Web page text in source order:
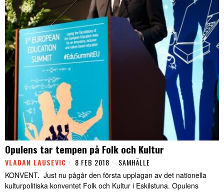
Opulens tar tempen på Folk och Kultur
VLADAN LAUSEVIC 8 FEB 2018 SAMHÄLLE
KONVENT. Just nu pågår den första upplagan av det nationella
kulturpolitiska konventet Folk och Kultur i Eskilstuna. Opulens